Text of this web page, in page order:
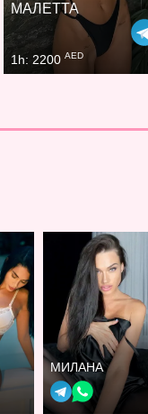
МАЛЕТТА
1h: 2200 AED
МИЛАНА